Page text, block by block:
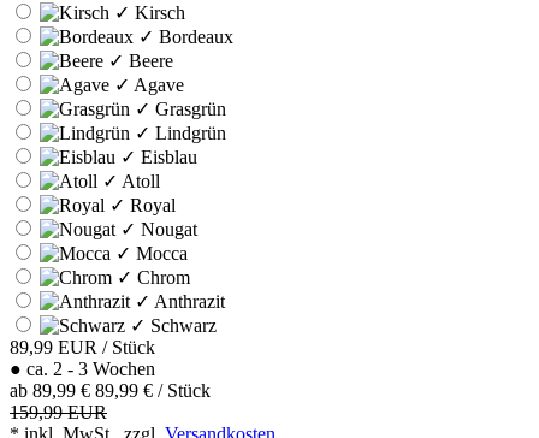
✓ Kirsch
✓ Bordeaux
✓ Beere
✓ Agave
✓ Grasgrün
✓ Lindgrün
✓ Eisblau
✓ Atoll
✓ Royal
✓ Nougat
✓ Mocca
✓ Chrom
✓ Anthrazit
✓ Schwarz
89,99 EUR / Stück
● ca. 2 - 3 Wochen
ab 89,99 € 89,99 € / Stück
159,99 EUR
* inkl. MwSt., zzgl. Versandkosten